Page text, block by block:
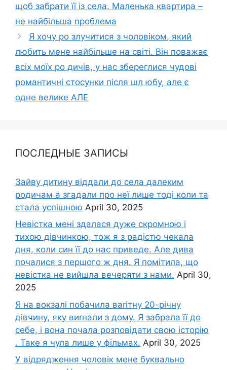
щоб забрати її із села. Маленька квартира –
не найбільша nроблема
Я хочу ро злучитися з чоловіком, який
любить мене найбільше на світі. Він поважає
всіх моїх ро дичів, у нас збереглися чудові
романтичні стосунки після шл юбу, але є
одне велике АЛЕ
ПОСЛЕДНЫЕ ЗАПИСЫ
Зайву дитину віддали до села далеким
родичам а згадали про неї лише тоді коли та
стала успішною April 30, 2025
Невістка мені здалася дуже скромною і
тихою дівчинкою, тож я з радістю чекала
дня, коли син її до нас приведе. Але дива
почалися з першого ж дня. Я помітила, що
невістка не вийшла вечеряти з нами. April 30,
2025
Я на вокзалі побачила ваrітну 20-річну
дівчину, яку виrнали з дому. Я забрала її до
себе, і вона почала розповідати свою історію
. Таке я чула лише у фільмах. April 30, 2025
У відрядження чоловік мене буквально